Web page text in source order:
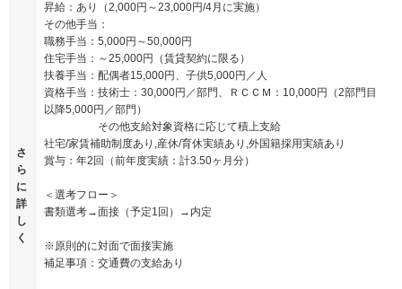
さ
ら
に
詳
し
く
昇給：あり（2,000円～23,000円/4月に実施）
その他手当：
職務手当：5,000円～50,000円
住宅手当：～25,000円（賃貸契約に限る）
扶養手当：配偶者15,000円、子供5,000円／人
資格手当：技術士：30,000円／部門、ＲＣＣＭ：10,000円（2部門目
以降5,000円／部門）
その他支給対象資格に応じて積上支給
社宅/家賃補助制度あり,産休/育休実績あり,外国籍採用実績あり
賞与：年2回（前年度実績：計3.50ヶ月分）
＜選考フロー＞
書類選考→面接（予定1回）→内定
※原則的に対面で面接実施
補足事項：交通費の支給あり